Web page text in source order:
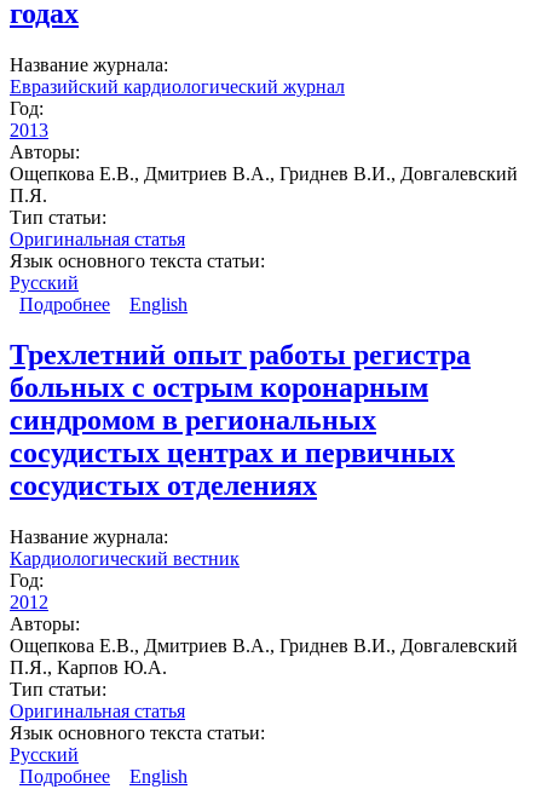
годах
Название журнала:
Евразийский кардиологический журнал
Год:
2013
Авторы:
Ощепкова Е.В., Дмитриев В.А., Гриднев В.И., Довгалевский
П.Я.
Тип статьи:
Оригинальная статья
Язык основного текста статьи:
Русский
Подробнее о Организация медицинской помощи больным
первичных сосудистых отделениях в 2009-2012
годах
English
Трехлетний опыт работы регистра
больных с острым коронарным
синдромом в региональных
сосудистых центрах и первичных
сосудистых отделениях
Название журнала:
Кардиологический вестник
Год:
2012
Авторы:
Ощепкова Е.В., Дмитриев В.А., Гриднев В.И., Довгалевский
П.Я., Карпов Ю.А.
Тип статьи:
Оригинальная статья
Язык основного текста статьи:
Русский
Подробнее о Трехлетний опыт работы регистра больных с
English